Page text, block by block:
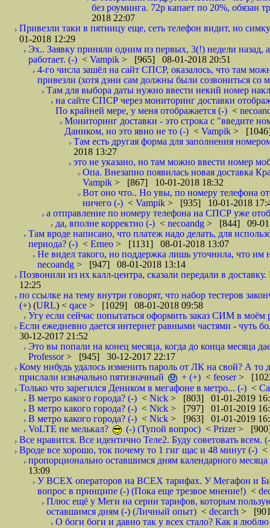
без роуминга. 72р капает по 20%, обязан
2018 22:07
Привезли таки в пятницу еще, сеть телефон видит, но
01-2018 12:29
Эх.. Заявку приняли одним из первых, 3(!) недели назад,
работает. (-) < Vampik > [965] 08-01-2018 20:51
4-го числа зашёл на сайт СПСР, оказалось, что там
привезли (хотя дэни сам должны были созвониться со
Там для выбора даты нужно ввести некий номер
на сайте СПСР через мониторинг доставки
По крайней мере, у меня отображается (-) <
Мониторинг доставки - это строка с "введите
Даником, но это явно не то (-) < Vampik >
Там есть другая форма для заполнения
2018 13:27
это не указано, но там можно ввести номер
Опа. Внезапно появилась новая доставка
Vampik > [867] 10-01-2018 18:32
Вот оно что.. Но увы, по номеру телефона
ничего (-) < Vampik > [935] 10-01-2018
а отправление по номеру телефона на СПСР уже
да, вполне корректно (-) < necoandg > [844] 09-01-
Там вроде написано, что платеж надо делать, для
периода? (-) < Erneo > [1131] 08-01-2018 13:07
Не видел такого, но поддержка лишь уточнила, что
necoandg > [947] 08-01-2018 13:14
Позвонили из их калл-центра, сказали передали в
12:25
по ссылке на тему внутри говорят, что набор тестеров
(+) (URL) < qace > [1029] 08-01-2018 09:58
Угу если сейчас попытаться оформить заказ СИМ в моём
Если ежедневно дается интернет равными частями - чуть
30-12-2017 21:52
Это вы попали на конец месяца, когда до конца месяца
Professor> [945] 30-12-2017 22:17
Кому нибудь удалось изменить пароль от ЛК на свой? А то
прислали изначально пятизначный
+ (+) < feoser>
Только что зарегился Деником в мегафоне в метро... (-) <
В метро какого города? (-) < Nick > [803] 01-01-2019
В метро какого города? (-) < Nick > [797] 01-01-2019
В метро какого города? (-) < Nick > [963] 01-01-2019
VoLTE не мелькал?
(-) (Тупой вопрос) < Prizer>
Все нравится. Все идентично Теле2. Буду советовать всем.
Вроде все хорошо, ток почему то 1 гиг щас и 48 минут (-) <
пропорционально оставшимся дням календарного
13:09
У ВСЕХ операторов на ВСЕХ тарифах. У Мегафон и Би
вопрос в принципе (-) (Пока еще трезвое мнение!) <
Плюс ещё у Меги на серии тарифов, которым
оставшимся дням (-) (Личный опыт) < decarch >
О боги боги и давно так у всех стало? Как я